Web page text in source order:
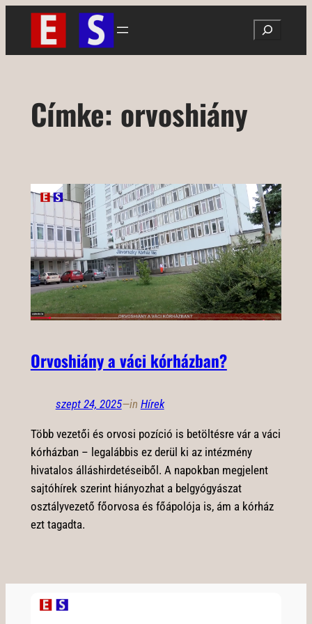
Ugrás
tartalomhoz
Search
Címke: orvoshiány
Orvoshiány a váci kórházban?
szept 24, 2025—in Hírek
Több vezetői és orvosi pozíció is betöltésre vár a váci
kórházban – legalábbis ez derül ki az intézmény
hivatalos álláshirdetéseiből. A napokban megjelent
sajtóhírek szerint hiányozhat a belgyógyászat
osztályvezető főorvosa és főápolója is, ám a kórház
ezt tagadta.